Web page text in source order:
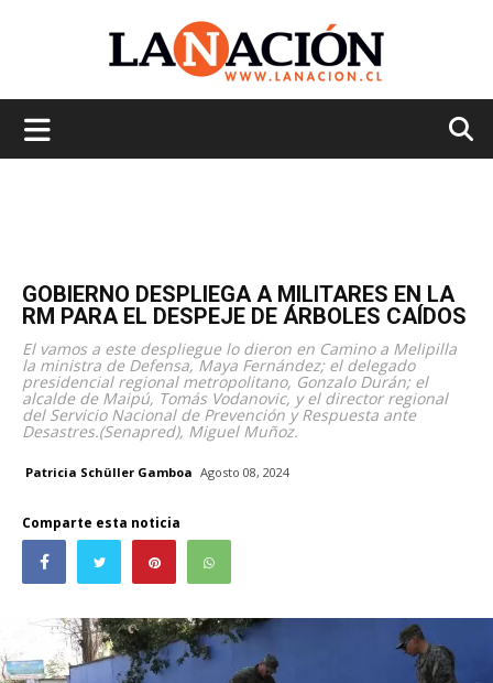
GOBIERNO DESPLIEGA A MILITARES EN LA
RM PARA EL DESPEJE DE ÁRBOLES CAÍDOS
El vamos a este despliegue lo dieron en Camino a Melipilla
la ministra de Defensa, Maya Fernández; el delegado
presidencial regional metropolitano, Gonzalo Durán; el
alcalde de Maipú, Tomás Vodanovic, y el director regional
del Servicio Nacional de Prevención y Respuesta ante
Desastres.(Senapred), Miguel Muñoz.
Patricia Schüller Gamboa Agosto 08, 2024
Comparte esta noticia